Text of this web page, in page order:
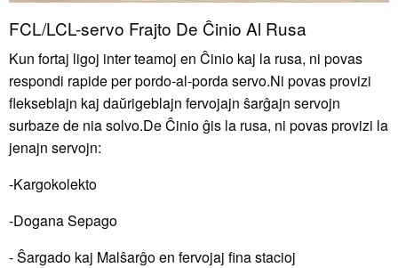
FCL/LCL-servo Frajto De Ĉinio Al Rusa
Kun fortaj ligoj inter teamoj en Ĉinio kaj la rusa, ni povas
respondi rapide per pordo-al-porda servo.Ni povas provizi
flekseblajn kaj daŭrigeblajn fervojajn ŝarĝajn servojn
surbaze de nia solvo.De Ĉinio ĝis la rusa, ni povas provizi la
jenajn servojn:
-Kargokolekto
-Dogana Sepago
- Ŝargado kaj Malŝarĝo en fervojaj fina stacioj